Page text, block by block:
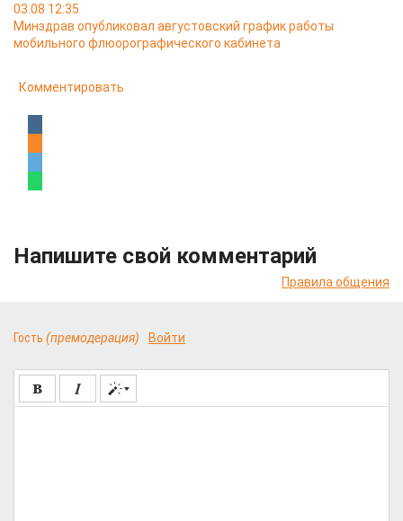
03.08 12:35
Минздрав опубликовал августовский график работы
мобильного флюорографического кабинета
Комментировать
Напишите свой комментарий
Правила общения
Гость (премодерация) Войти